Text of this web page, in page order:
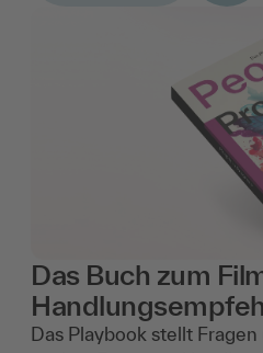
Das Buch zum
Das Playbook stellt